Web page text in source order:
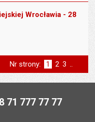
Wrocławia - 28
Nr strony: Strona
1 Strona
2 Strona
3 ..
71 777 77 77